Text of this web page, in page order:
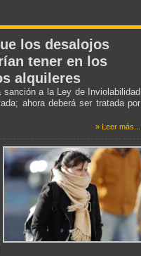
los desalojos
tener en los
alquileres
sanción a la Ley de Inviolabilidad
ahora deberá ser tratada por
» Leer más...